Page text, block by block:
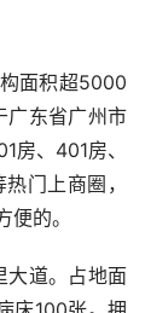
面积超5000
广东省广州市
房、401房、
门上商圈，
的。
大道。占地面